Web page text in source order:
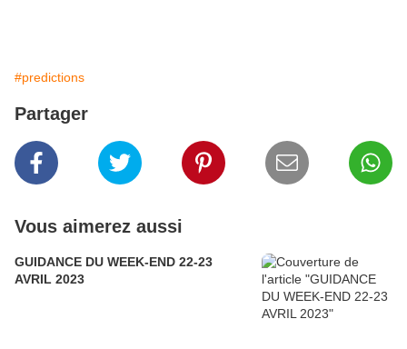
#predictions
Partager
Vous aimerez aussi
GUIDANCE DU WEEK-END 22-23
AVRIL 2023